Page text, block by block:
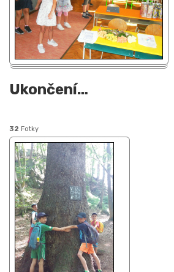
Ukončení…
32 Fotky